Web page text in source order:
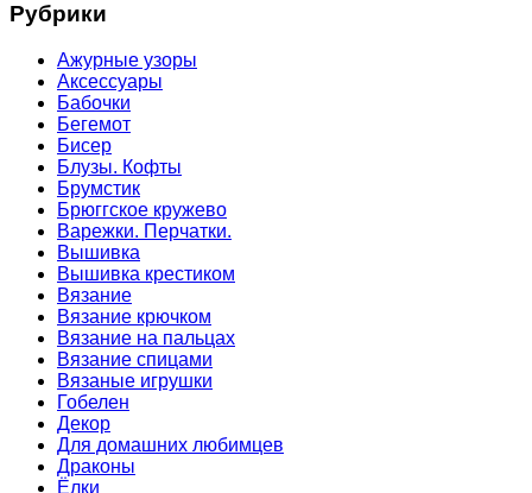
Рубрики
Ажурные узоры
Аксессуары
Бабочки
Бегемот
Бисер
Блузы. Кофты
Брумстик
Брюггское кружево
Варежки. Перчатки.
Вышивка
Вышивка крестиком
Вязание
Вязание крючком
Вязание на пальцах
Вязание спицами
Вязаные игрушки
Гобелен
Декор
Для домашних любимцев
Драконы
Ёлки